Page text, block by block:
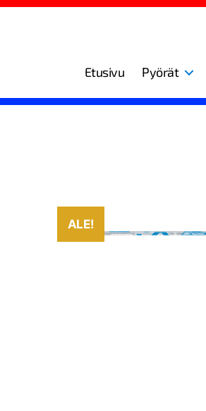
Etusivu Pyörät
ALE!